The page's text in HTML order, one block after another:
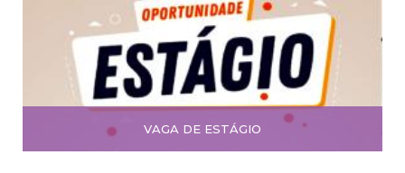
VAGA DE ESTÁGIO